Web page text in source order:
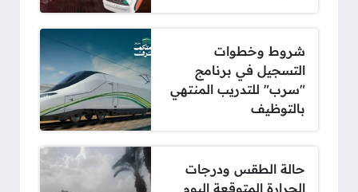
شروط وخطوات
التسجيل في برنامج
"سرب" للتدريب المنتهي
بالتوظيف
حالة الطقس ودرجات
الحرارة المتوقعة اليوم